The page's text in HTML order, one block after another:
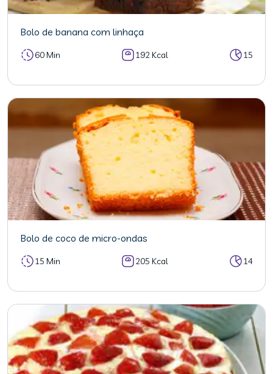
Bolo de banana com linhaça
60 Min 192 Kcal 15
Bolo de coco de micro-ondas
15 Min 205 Kcal 14